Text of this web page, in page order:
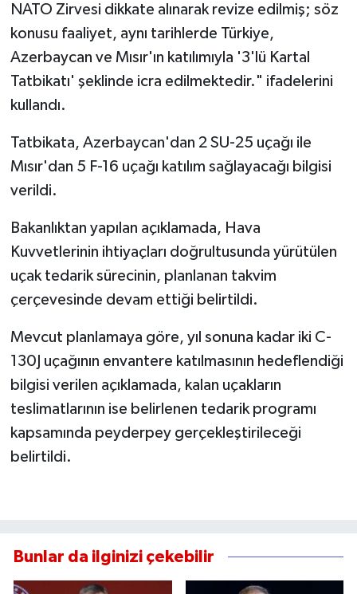
NATO Zirvesi dikkate alınarak revize edilmiş; söz
konusu faaliyet, aynı tarihlerde Türkiye,
Azerbaycan ve Mısır'ın katılımıyla '3'lü Kartal
Tatbikatı' şeklinde icra edilmektedir." ifadelerini
kullandı.
Tatbikata, Azerbaycan'dan 2 SU-25 uçağı ile
Mısır'dan 5 F-16 uçağı katılım sağlayacağı bilgisi
verildi.
Bakanlıktan yapılan açıklamada, Hava
Kuvvetlerinin ihtiyaçları doğrultusunda yürütülen
uçak tedarik sürecinin, planlanan takvim
çerçevesinde devam ettiği belirtildi.
Mevcut planlamaya göre, yıl sonuna kadar iki C-
130J uçağının envantere katılmasının hedeflendiği
bilgisi verilen açıklamada, kalan uçakların
teslimatlarının ise belirlenen tedarik programı
kapsamında peyderpey gerçekleştirileceği
belirtildi.
Bunlar da ilginizi çekebilir